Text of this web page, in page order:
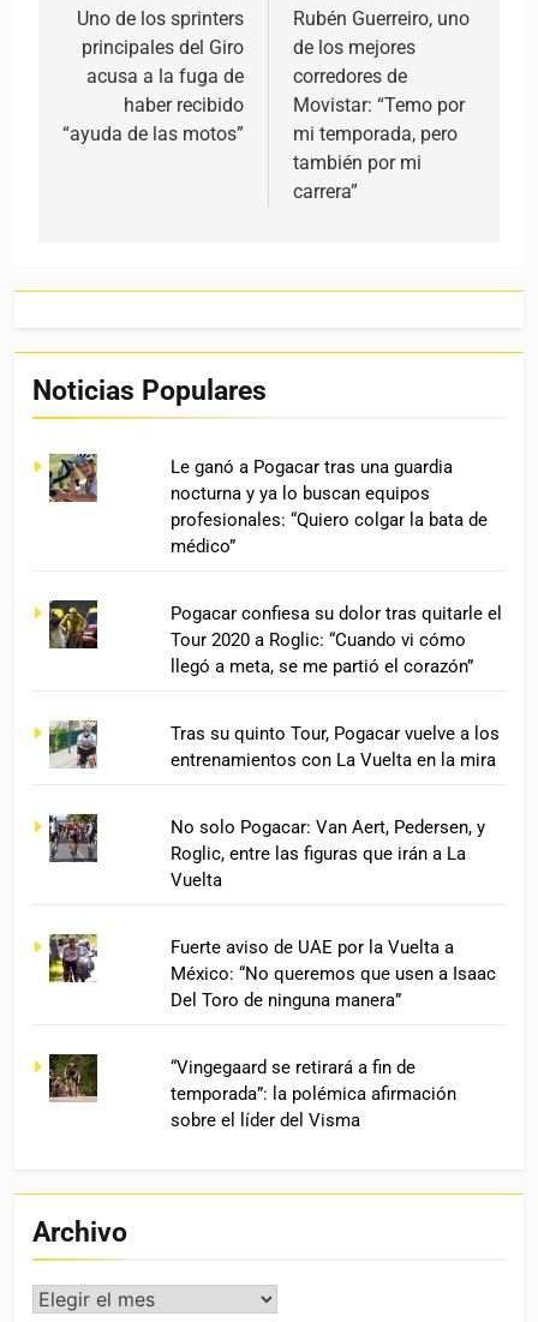
Uno de los sprinters
principales del Giro
acusa a la fuga de
haber recibido
“ayuda de las motos”
Rubén Guerreiro, uno
de los mejores
corredores de
Movistar: “Temo por
mi temporada, pero
también por mi
carrera”
Noticias Populares
Le ganó a Pogacar tras una guardia
nocturna y ya lo buscan equipos
profesionales: “Quiero colgar la bata de
médico”
Pogacar confiesa su dolor tras quitarle el
Tour 2020 a Roglic: “Cuando vi cómo
llegó a meta, se me partió el corazón”
Tras su quinto Tour, Pogacar vuelve a los
entrenamientos con La Vuelta en la mira
No solo Pogacar: Van Aert, Pedersen, y
Roglic, entre las figuras que irán a La
Vuelta
Fuerte aviso de UAE por la Vuelta a
México: “No queremos que usen a Isaac
Del Toro de ninguna manera”
“Vingegaard se retirará a fin de
temporada”: la polémica afirmación
sobre el líder del Visma
Archivo
Archivo